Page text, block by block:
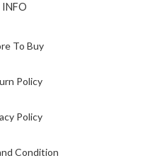
To Buy
Policy
Policy
Condition